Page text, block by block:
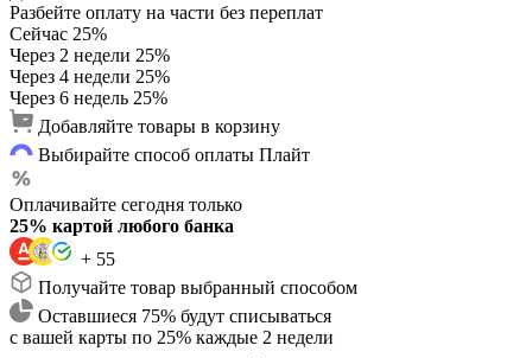
Разбейте оплату на части без переплат
Сейчас 25%
Через 2 недели 25%
Через 4 недели 25%
Через 6 недель 25%
Добавляйте товары в корзину
Выбирайте способ оплаты Плайт
Оплачивайте сегодня только
25% картой любого банка
+ 55
Получайте товар выбранный способом
Оставшиеся 75% будут списываться
с вашей карты по 25% каждые 2 недели